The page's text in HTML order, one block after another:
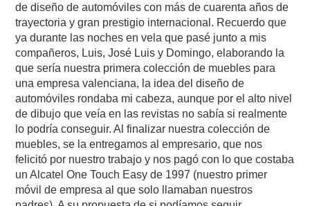
de diseño de automóviles con más de cuarenta años de
trayectoria y gran prestigio internacional. Recuerdo que
ya durante las noches en vela que pasé junto a mis
compañeros, Luis, José Luis y Domingo, elaborando la
que sería nuestra primera colección de muebles para
una empresa valenciana, la idea del diseño de
automóviles rondaba mi cabeza, aunque por el alto nivel
de dibujo que veía en las revistas no sabía si realmente
lo podría conseguir. Al finalizar nuestra colección de
muebles, se la entregamos al empresario, que nos
felicitó por nuestro trabajo y nos pagó con lo que costaba
un Alcatel One Touch Easy de 1997 (nuestro primer
móvil de empresa al que solo llamaban nuestros